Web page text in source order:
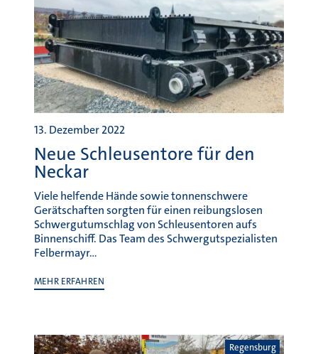
13. Dezember 2022
Neue Schleusentore für den
Neckar
Viele helfende Hände sowie tonnenschwere
Gerätschaften sorgten für einen reibungslosen
Schwergutumschlag von Schleusentoren aufs
Binnenschiff. Das Team des Schwergutspezialisten
Felbermayr…
MEHR ERFAHREN
Regensburg